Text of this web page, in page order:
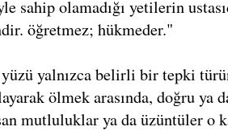
sahip olamadığı yetilerin
öğretmez; hükmeder."
yalnızca belirli bir tepki
ölmek arasında, doğru ya
mutluluklar ya da üzüntüler o